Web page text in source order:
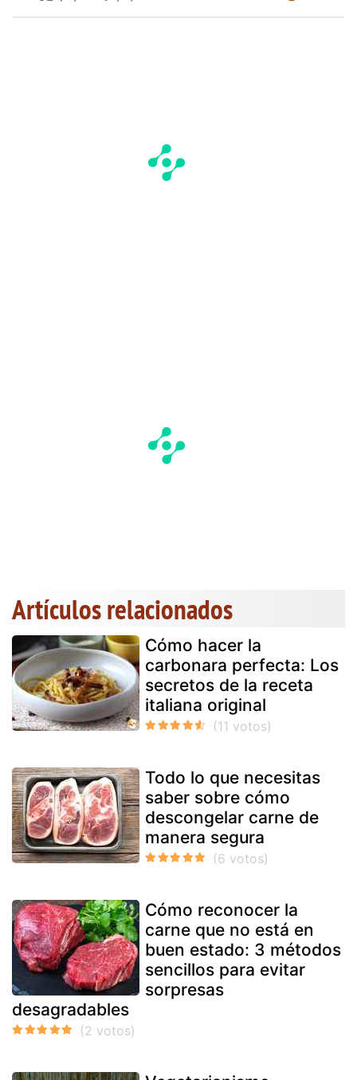
Artículos relacionados
Cómo hacer la
carbonara perfecta: Los
secretos de la receta
italiana original
Todo lo que necesitas
saber sobre cómo
descongelar carne de
manera segura
Cómo reconocer la
carne que no está en
buen estado: 3 métodos
sencillos para evitar
sorpresas
desagradables